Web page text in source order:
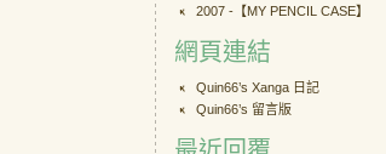
2007 -【MY PENCIL CASE】
網頁連結
Quin66’s Xanga 日記
Quin66’s 留言版